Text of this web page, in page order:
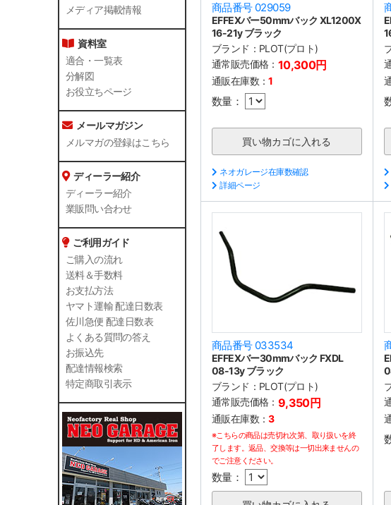
メディア掲載情報
資料室
適合・一覧表
分解図
お役立ちページ
メールマガジン
メルマガの登録はこちら
ディーラー紹介
ディーラー紹介
業販問い合わせ
ご利用ガイド
ご購入の流れ
送料＆手数料
お支払方法
ヤマト運輸 配達日数表
佐川急便 配達日数表
よくある質問の答え
お振込先
配達情報検索
特定商取引表示
商品番号 029059
EFFEXバー50mmバック XL1200X
16-21y ブラック
ブランド： PLOT(プロト)
通常販売価格： 10,300円
通販在庫数：1
数量：
ネオガレージ在庫数確認
詳細ページ
商品番号 033534
EFFEXバー30mmバック FXDL
08-13y ブラック
ブランド： PLOT(プロト)
通常販売価格： 9,350円
通販在庫数：3
※こちらの商品は売切れ次第、取り扱いを終
了します。返品、交換等は一切出来ませんの
でご注意ください。
数量：